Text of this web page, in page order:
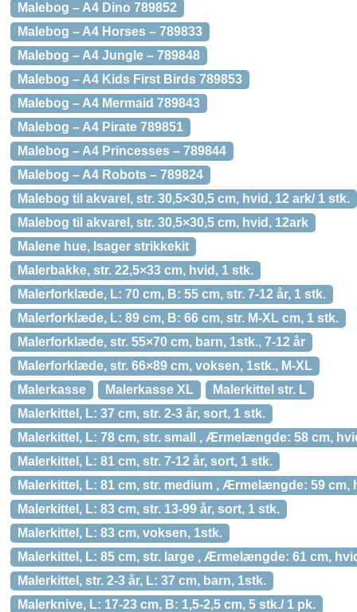
Malebog – A4 Dino 789852
Malebog – A4 Horses – 789833
Malebog – A4 Jungle – 789848
Malebog – A4 Kids First Birds 789853
Malebog – A4 Mermaid 789843
Malebog – A4 Pirate 789851
Malebog – A4 Princesses – 789844
Malebog – A4 Robots – 789824
Malebog til akvarel, str. 30,5×30,5 cm, hvid, 12 ark/ 1 stk.
Malebog til akvarel, str. 30,5×30,5 cm, hvid, 12ark
Malene hue, Isager strikkekit
Malerbakke, str. 22,5×33 cm, hvid, 1 stk.
Malerforklæde, L: 70 cm, B: 55 cm, str. 7-12 år, 1 stk.
Malerforklæde, L: 89 cm, B: 66 cm, str. M-XL cm, 1 stk.
Malerforklæde, str. 55×70 cm, barn, 1stk., 7-12 år
Malerforklæde, str. 66×89 cm, voksen, 1stk., M-XL
Malerkasse
Malerkasse XL
Malerkittel str. L
Malerkittel, L: 37 cm, str. 2-3 år, sort, 1 stk.
Malerkittel, L: 78 cm, str. small , Ærmelængde: 58 cm,
Malerkittel, L: 81 cm, str. 7-12 år, sort, 1 stk.
Malerkittel, L: 81 cm, str. medium , Ærmelængde: 59 cm,
Malerkittel, L: 83 cm, str. 13-99 år, sort, 1 stk.
Malerkittel, L: 83 cm, voksen, 1stk.
Malerkittel, L: 85 cm, str. large , Ærmelængde: 61 cm,
Malerkittel, str. 2-3 år, L: 37 cm, barn, 1stk.
Malerknive, L: 17-23 cm, B: 1,5-2,5 cm, 5 stk./ 1 pk.